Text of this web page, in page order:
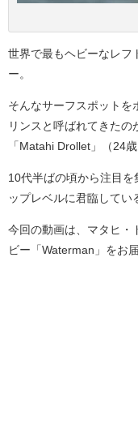
世界で最もヘビーなレフ
ー。
そんなサーフスポットを
リンスと呼ばれてきた
「Matahi Drollet」（24歳
10代半ばの頃から注目を
ップレベルに君臨してい
今回の動画は、マタヒ・
ビー「Waterman」をお